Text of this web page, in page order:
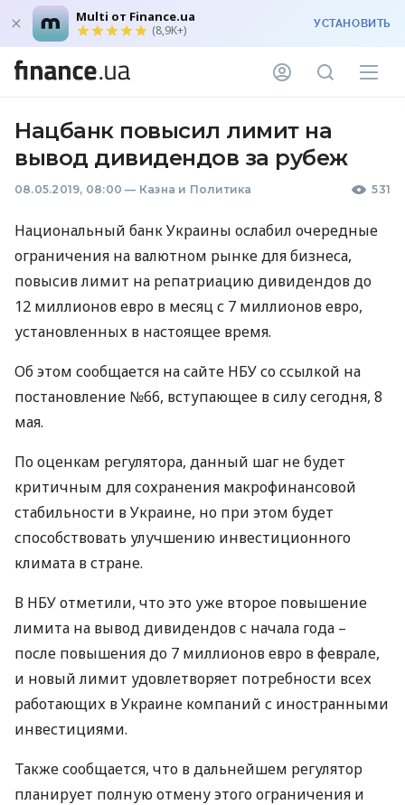
Multi от Finance.ua
(8,9K+) УСТАНОВИТЬ
Нацбанк повысил лимит на
вывод дивидендов за рубеж
08.05.2019, 08:00 — Казна и Политика 531
Национальный банк Украины ослабил очередные
ограничения на валютном рынке для бизнеса,
повысив лимит на репатриацию дивидендов до
12 миллионов евро в месяц с 7 миллионов евро,
установленных в настоящее время.
Об этом сообщается на сайте НБУсо ссылкой на
постановление №66, вступающее в силу сегодня, 8
мая.
По оценкам регулятора, данный шаг не будет
критичным для сохранения макрофинансовой
стабильности в Украине, но при этом будет
способствовать улучшению инвестиционного
климата в стране.
В НБУотметили, что это уже второе повышение
лимита на вывод дивидендов с начала года –
после повышения до 7 миллионов евро в феврале,
и новый лимит удовлетворяет потребности всех
работающих в Украине компаний с иностранными
инвестициями.
Также сообщается, что в дальнейшем регулятор
планирует полную отмену этого ограничения и